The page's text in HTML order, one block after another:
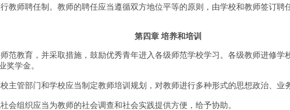
师聘任制。教师的聘任应当遵循双方地位平等的原则，由学校和教师签订聘
第四章 培养和培训
教育，并采取措施，鼓励优秀青年进入各级师范学校学习。各级教师进修学
奖学金。
管部门和学校应当制定教师培训规划，对教师进行多种形式的思想政治、业
组织应当为教师的社会调查和社会实践提供方便，给予协助。